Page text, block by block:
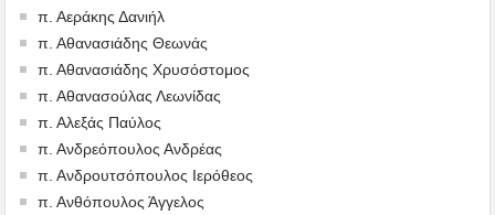
π. Αεράκης Δανιήλ
π. Αθανασιάδης Θεωνάς
π. Αθανασιάδης Χρυσόστομος
π. Αθανασούλας Λεωνίδας
π. Αλεξάς Παύλος
π. Ανδρεόπουλος Ανδρέας
π. Ανδρουτσόπουλος Ιερόθεος
π. Ανθόπουλος Άγγελος